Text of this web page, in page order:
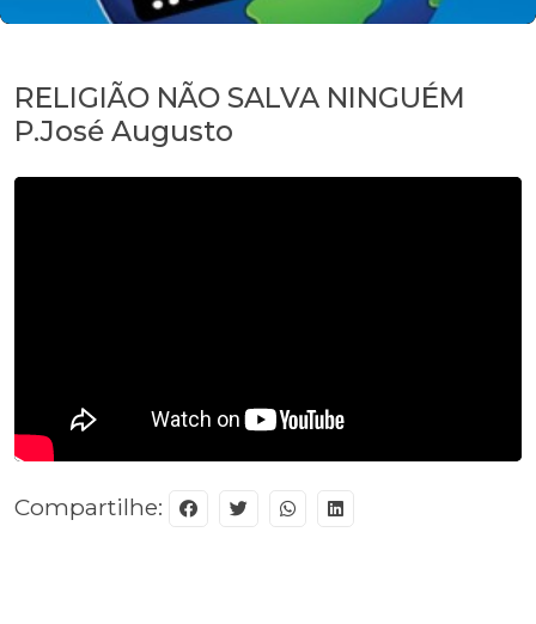
RELIGIÃO NÃO SALVA NINGUÉM
P.José Augusto
Compartilhe: